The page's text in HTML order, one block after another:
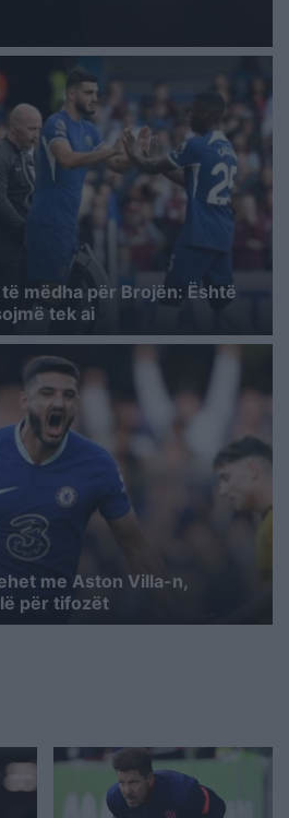
mëdha për Brojën: Është
tek ai
me Aston Villa-n,
për tifozët